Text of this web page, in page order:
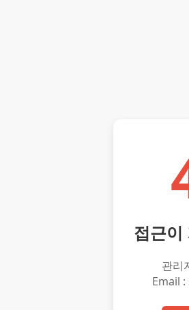
접근이
관리
Email